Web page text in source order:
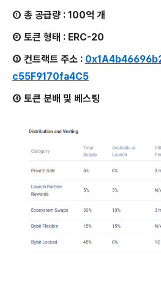
① 총 공급량 : 100억 개
② 토큰 형태 : ERC-20
③ 컨트랙트 주소 :
c55F9170fa4C5
④ 토큰 분배 및 베스팅